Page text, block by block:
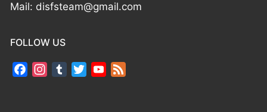
Mail: disfsteam@gmail.com
FOLLOW US
FacebookInstagramTumblrTwitterYouTube